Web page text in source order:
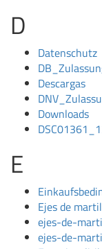
D
Datenschutz
Descargas
Downloads
E
Ejes de
ejes-de-
ejes-de-